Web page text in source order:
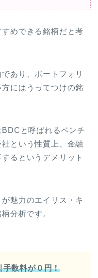
めできる銘柄だと考
あり、ポートフォリ
にはうってつけの銘
と呼ばれるベンチ
という性質上、金融
るというデメリット
魅力のエイリス・キ
分析です。
手数料が０円！